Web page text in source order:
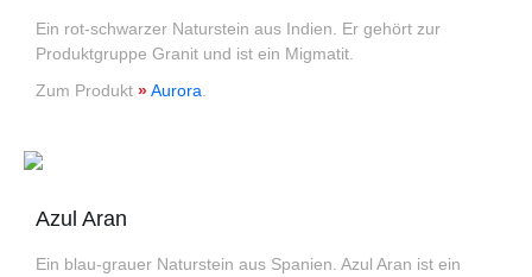
Ein rot-schwarzer Naturstein aus Indien. Er gehört zur
Produktgruppe Granit und ist ein Migmatit.
Zum Produkt »Aurora
Azul Aran
Ein blau-grauer Naturstein aus Spanien. Azul Aran ist ein